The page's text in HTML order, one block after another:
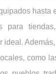
hasta
para
ideal.
como